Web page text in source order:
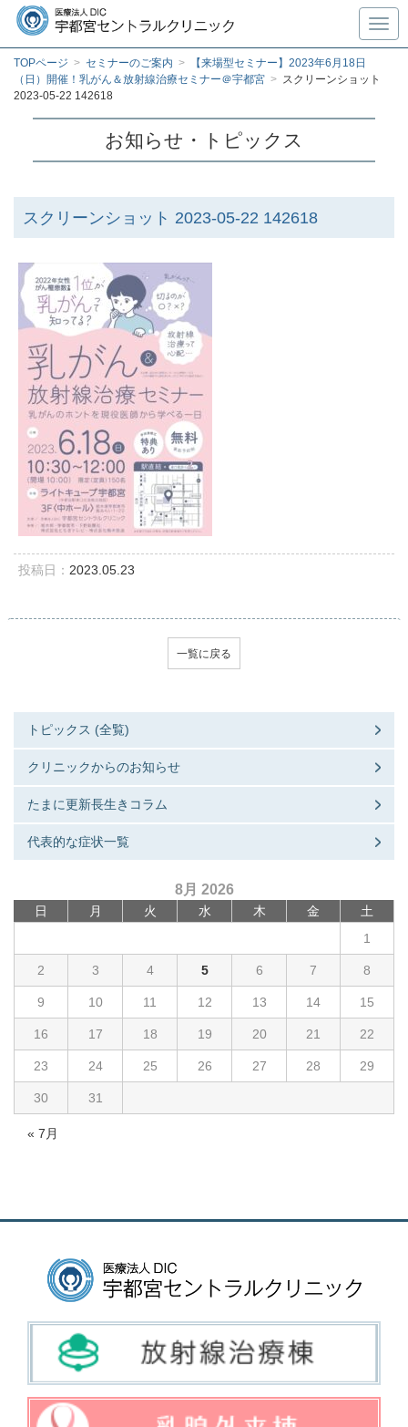
TOPページ > セミナーのご案内 >
【来場型セミナー】2023年6月18日
（日）開催！乳がん＆放射線治療セミナー＠宇都宮 > スクリーンショット
2023-05-22 142618
お知らせ・トピックス
スクリーンショット 2023-05-22 142618
投稿日： 2023.05.23
一覧に戻る
トピックス (全覧)
クリニックからのお知らせ
たまに更新長生きコラム
代表的な症状一覧
8月 2026
日 月 火 水 木 金 土
« 7月
1
2 3 4 5 6 7 8
9 10 11 12 13 14 15
16 17 18 19 20 21 22
23 24 25 26 27 28 29
30 31